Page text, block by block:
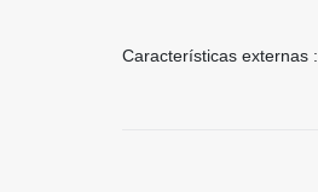
Características externas :